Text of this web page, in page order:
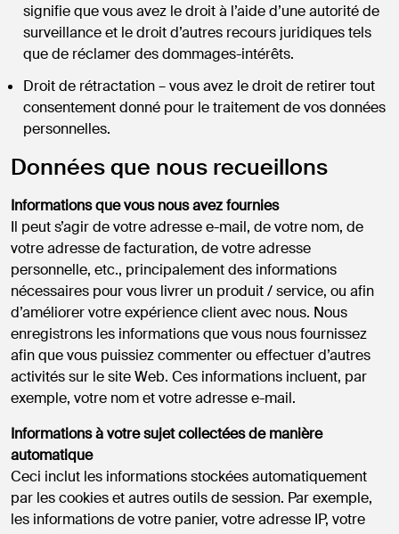
signifie que vous avez le droit à l’aide d’une autorité de
surveillance et le droit d’autres recours juridiques tels
que de réclamer des dommages-intérêts.
Droit de rétractation – vous avez le droit de retirer tout
consentement donné pour le traitement de vos données
personnelles.
Données que nous recueillons
Informations que vous nous avez fournies
Il peut s’agir de votre adresse e-mail, de votre nom, de
votre adresse de facturation, de votre adresse
personnelle, etc., principalement des informations
nécessaires pour vous livrer un produit / service, ou afin
d’améliorer votre expérience client avec nous. Nous
enregistrons les informations que vous nous fournissez
afin que vous puissiez commenter ou effectuer d’autres
activités sur le site Web. Ces informations incluent, par
exemple, votre nom et votre adresse e-mail.
Informations à votre sujet collectées de manière
automatique
Ceci inclut les informations stockées automatiquement
par les cookies et autres outils de session. Par exemple,
les informations de votre panier, votre adresse IP, votre